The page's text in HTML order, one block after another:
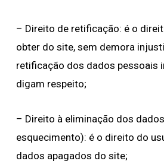
– Direito de retificação: é o
obter do site, sem demora
retificação dos dados pessoais
digam respeito;
– Direito à eliminação dos
esquecimento): é o direito do
dados apagados do site;